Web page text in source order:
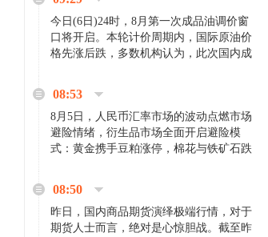
家好货依旧惜售挺...
今日(6日)24时，8月第一次成品油调价窗
口将开启。本轮计价周期内，国际原油价
格先涨后跌，多数机构认为，此次国内成
08:53
8月5日，人民币汇率市场的波动点燃市场
避险情绪，衍生品市场全面开启避险模
式：黄金携手豆粕涨停，棉花与铁矿石跌
场来看，汇率波动...
08:50
昨日，国内商品期货演绎极端行情，对于
期货人士而言，绝对是心惊胆战。截至昨